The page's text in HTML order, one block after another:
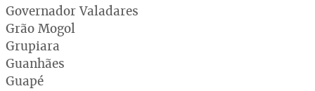
Governador Valadares
Grão Mogol
Grupiara
Guanhães
Guapé